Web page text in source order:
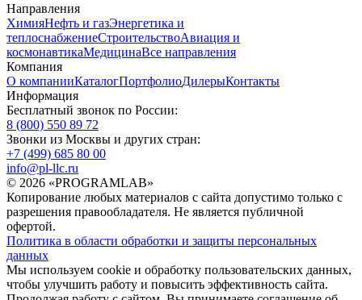
Направления
ХимияНефть и газЭнергетика и
теплоснабжениеСтроительствоАвиация и
космонавтикаМедицинаВсе направления
Компания
О компанииКаталогПортфолиоДилерыКонтакты
Информация
Бесплатный звонок по России:
8 (800) 550 89 72
Звонки из Москвы и других стран:
+7 (499) 685 80 00
info@pl-llc.ru
© 2026 «PROGRAMLAB»
Копирование любых материалов с сайта допустимо только с
разрешения правообладателя. Не является публичной
офертой.
Политика в области обработки и защиты персональных
данных
Мы используем cookie и обработку пользовательских данных,
чтобы улучшить работу и повысить эффективность сайта.